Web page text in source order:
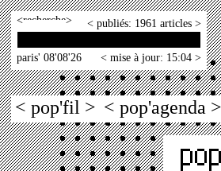
< > < publiés: 1961 articles >
paris' 08'08'26 < mise à jour: 15:04 >
< pop'fil > < pop'agenda >